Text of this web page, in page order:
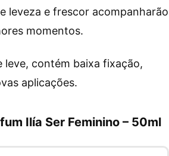
leveza e frescor acompanharão
momentos.
leve, contém baixa fixação,
aplicações.
Ilía Ser Feminino – 50ml